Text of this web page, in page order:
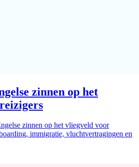
zinnen op het
zinnen op het vliegveld voor
immigratie, vluchtvertragingen en